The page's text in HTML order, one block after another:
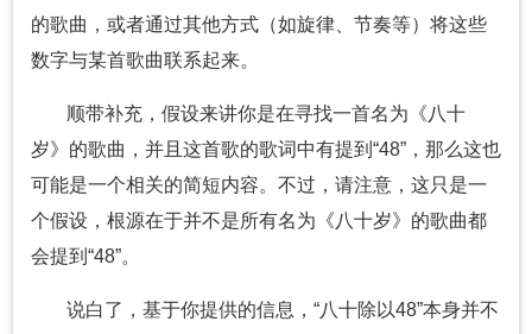
的歌曲，或者通过其他方式（如旋律、节奏等）将这些
数字与某首歌曲联系起来。
顺带补充，假设来讲你是在寻找一首名为《八十
岁》的歌曲，并且这首歌的歌词中有提到“48”，那么这也
可能是一个相关的简短内容。不过，请注意，这只是一
个假设，根源在于并不是所有名为《八十岁》的歌曲都
会提到“48”。
说白了，基于你提供的信息，“八十除以48”本身并不